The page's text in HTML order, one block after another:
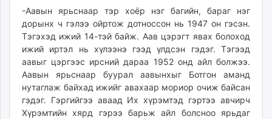
-Аавын ярьснаар тэр хоёр нэг багийн, бараг нэг
дорынх ч гэлээ ойртож дотноссон нь 1947 он гэсэн.
Тэгэхэд ижий 14-тэй байж. Аав цэрэгт явах болоход
ижий иртэл нь хүлээнэ гээд үлдсэн гэдэг. Тэгээд
аавыг цэргээс ирсний дараа 1952 онд айл болжээ.
Аавын ярьснаар буурал аавынхыг Ботгон аманд
нутаглаж байхад ижийг авахаар мориор очиж байсан
гэдэг. Гэргийгээ аваад Их хүрэмтэд гэртээ авчирч
Хүрэмтийн хярд гэрээ барьж айл болсноо ярьдаг